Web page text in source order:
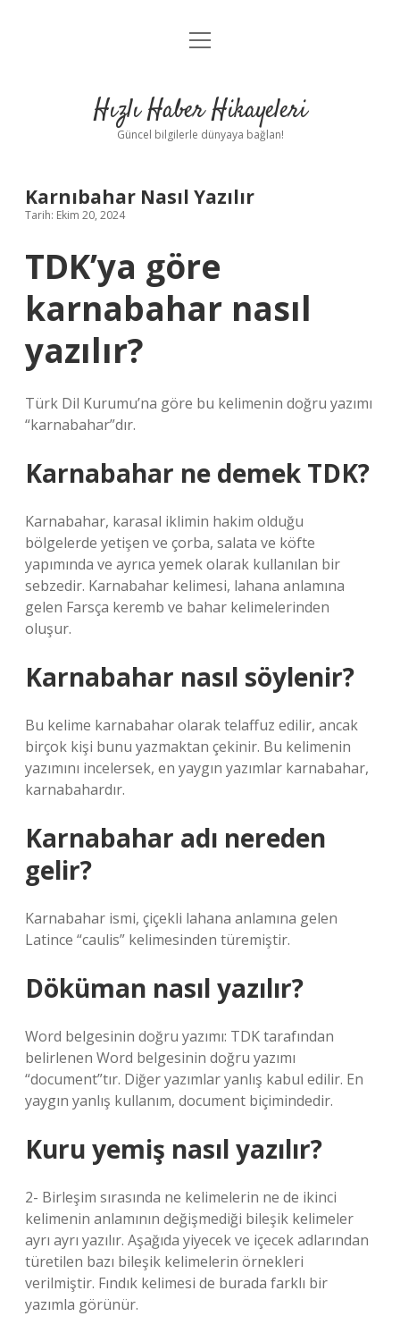
Anasayfa
Yasal Uyarı
menüyü
Hızlı Haber Hikayeleri
Güncel bilgilerle dünyaya bağlan!
Karnıbahar Nasıl Yazılır
Tarih: Ekim 20, 2024
TDK’ya göre
karnabahar nasıl
yazılır?
Türk Dil Kurumu’na göre bu kelimenin doğru yazımı
“karnabahar”dır.
Karnabahar ne demek TDK?
Karnabahar, karasal iklimin hakim olduğu
bölgelerde yetişen ve çorba, salata ve köfte
yapımında ve ayrıca yemek olarak kullanılan bir
sebzedir. Karnabahar kelimesi, lahana anlamına
gelen Farsça keremb ve bahar kelimelerinden
oluşur.
Karnabahar nasıl söylenir?
Bu kelime karnabahar olarak telaffuz edilir, ancak
birçok kişi bunu yazmaktan çekinir. Bu kelimenin
yazımını incelersek, en yaygın yazımlar karnabahar,
karnabahardır.
Karnabahar adı nereden
gelir?
Karnabahar ismi, çiçekli lahana anlamına gelen
Latince “caulis” kelimesinden türemiştir.
Döküman nasıl yazılır?
Word belgesinin doğru yazımı: TDK tarafından
belirlenen Word belgesinin doğru yazımı
“document”tır. Diğer yazımlar yanlış kabul edilir. En
yaygın yanlış kullanım, document biçimindedir.
Kuru yemiş nasıl yazılır?
2- Birleşim sırasında ne kelimelerin ne de ikinci
kelimenin anlamının değişmediği bileşik kelimeler
ayrı ayrı yazılır. Aşağıda yiyecek ve içecek adlarından
türetilen bazı bileşik kelimelerin örnekleri
verilmiştir. Fındık kelimesi de burada farklı bir
yazımla görünür.